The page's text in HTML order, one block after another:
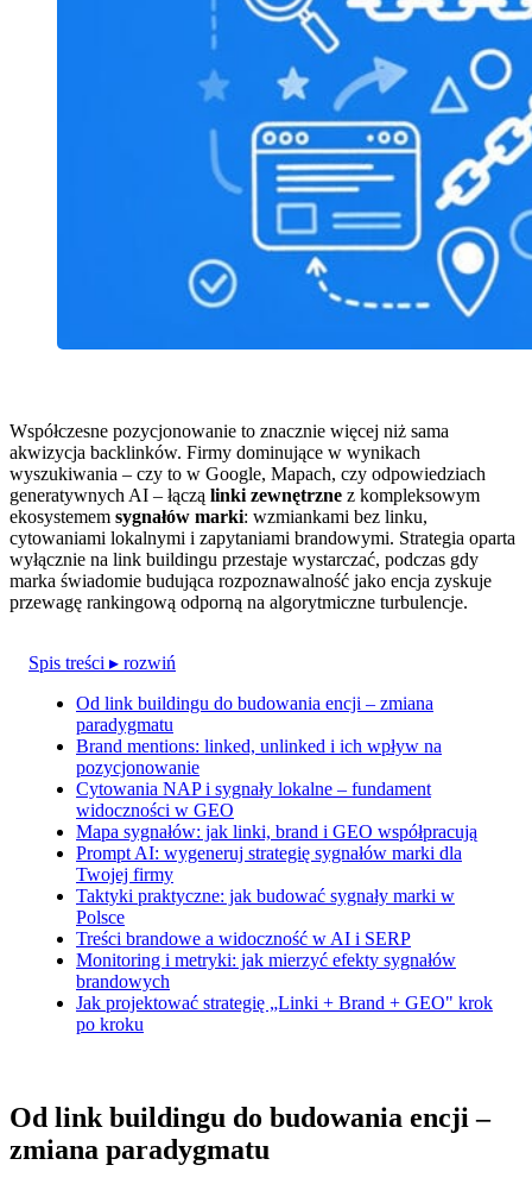
Współczesne pozycjonowanie to znacznie więcej niż sama
akwizycja backlinków. Firmy dominujące w wynikach
wyszukiwania – czy to w Google, Mapach, czy odpowiedziach
generatywnych AI – łączą linki zewnętrzne z kompleksowym
ekosystemem sygnałów marki: wzmiankami bez linku,
cytowaniami lokalnymi i zapytaniami brandowymi. Strategia oparta
wyłącznie na link buildingu przestaje wystarczać, podczas gdy
marka świadomie budująca rozpoznawalność jako encja zyskuje
przewagę rankingową odporną na algorytmiczne turbulencje.
Spis treści ▸ rozwiń
Od link buildingu do budowania encji – zmiana
paradygmatu
Brand mentions: linked, unlinked i ich wpływ na
pozycjonowanie
Cytowania NAP i sygnały lokalne – fundament
widoczności w GEO
Mapa sygnałów: jak linki, brand i GEO współpracują
Prompt AI: wygeneruj strategię sygnałów marki dla
Twojej firmy
Taktyki praktyczne: jak budować sygnały marki w
Polsce
Treści brandowe a widoczność w AI i SERP
Monitoring i metryki: jak mierzyć efekty sygnałów
brandowych
Jak projektować strategię „Linki + Brand + GEO" krok
po kroku
Od link buildingu do budowania encji –
zmiana paradygmatu